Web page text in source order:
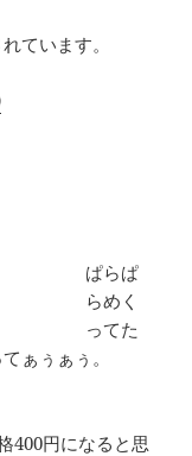
ています。
ぱらぱ
らめく
ってた
ぁぅぁぅ。
400円になると思